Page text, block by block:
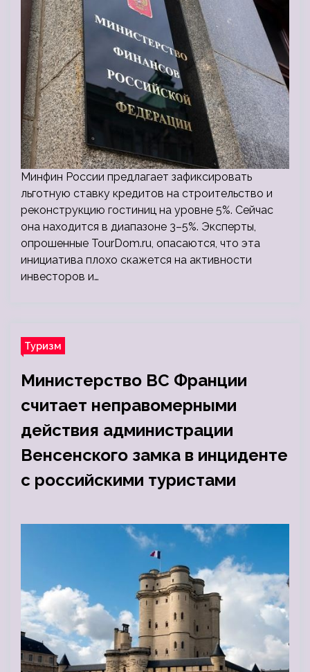
Минфин России предлагает зафиксировать
льготную ставку кредитов на строительство и
реконструкцию гостиниц на уровне 5%. Сейчас
она находится в диапазоне 3–5%. Эксперты,
опрошенные TourDom.ru, опасаются, что эта
инициатива плохо скажется на активности
инвесторов и…
Туризм
Министерство ВС Франции
считает неправомерными
действия администрации
Венсенского замка в инциденте
с российскими туристами